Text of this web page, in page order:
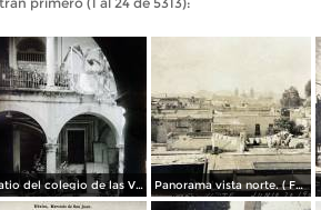
Patio del colegio de las Vizcainas por el fotografo Hugo Brehme. Panorama vista norte. ( Fechada el 20 de Junio de 1905 ).